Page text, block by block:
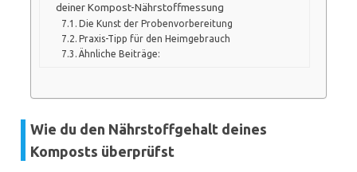
deiner Kompost-Nährstoffmessung
Die Kunst der Probenvorbereitung
Praxis-Tipp für den Heimgebrauch
Ähnliche Beiträge:
Wie du den Nährstoffgehalt deines
Komposts überprüfst